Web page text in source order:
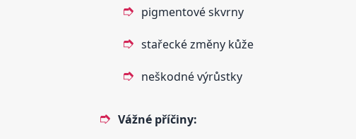
pigmentové skvrny
stařecké změny kůže
neškodné výrůstky
Vážné příčiny: